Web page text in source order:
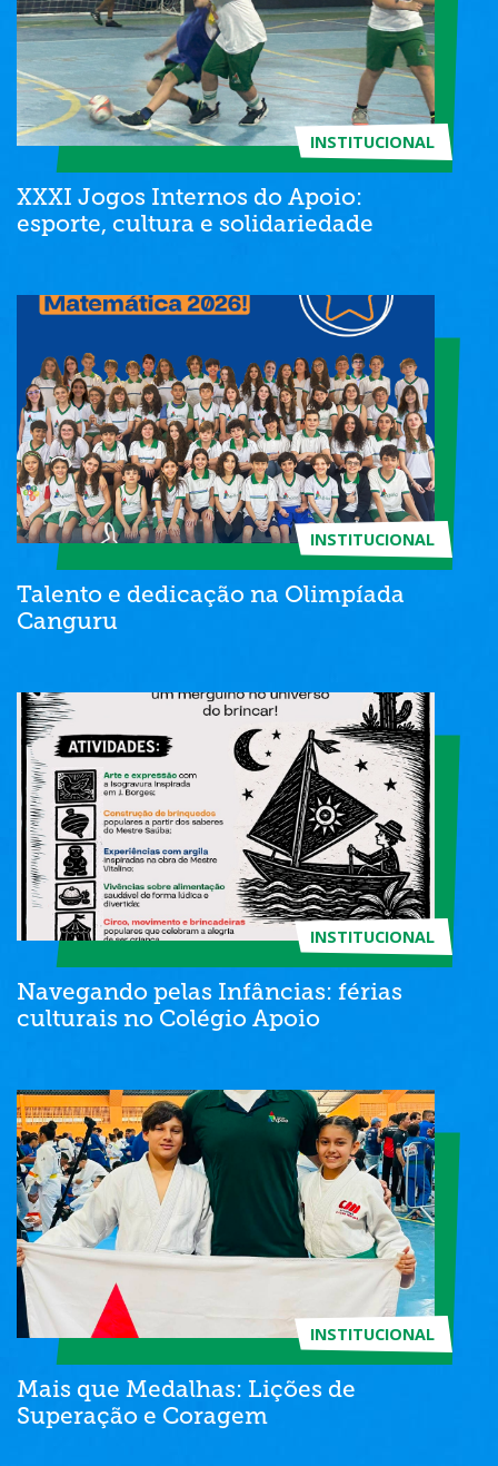
INSTITUCIONAL
XXXI Jogos Internos do Apoio:
esporte, cultura e solidariedade
INSTITUCIONAL
Talento e dedicação na Olimpíada
Canguru
INSTITUCIONAL
Navegando pelas Infâncias: férias
culturais no Colégio Apoio
INSTITUCIONAL
Mais que Medalhas: Lições de
Superação e Coragem